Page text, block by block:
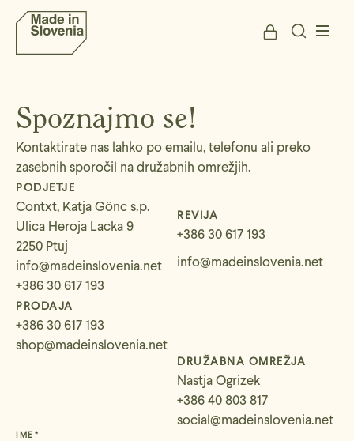
Spoznajmo se!
Kontaktirate nas lahko po emailu, telefonu ali preko
zasebnih sporočil na družabnih omrežjih.
PODJETJE
Contxt, Katja Gönc s.p.
Ulica Heroja Lacka 9
2250 Ptuj
info@madeinslovenia.net
+386 30 617 193
REVIJA
+386 30 617 193
info@madeinslovenia.net
PRODAJA
+386 30 617 193
shop@madeinslovenia.net
DRUŽABNA OMREŽJA
Nastja Ogrizek
+386 40 803 817
social@madeinslovenia.net
IME